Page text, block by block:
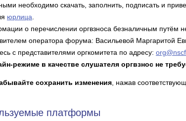
необходимо скачать, заполнить, подписать и
юрлица
о перечислении оргвзноса безналичным путём
оператора форума: Васильевой Маргаритой
с представителями оргкомитета по адресу:
режиме в качестве слушателя оргвзнос не
сохранить изменения , нажав
платформы